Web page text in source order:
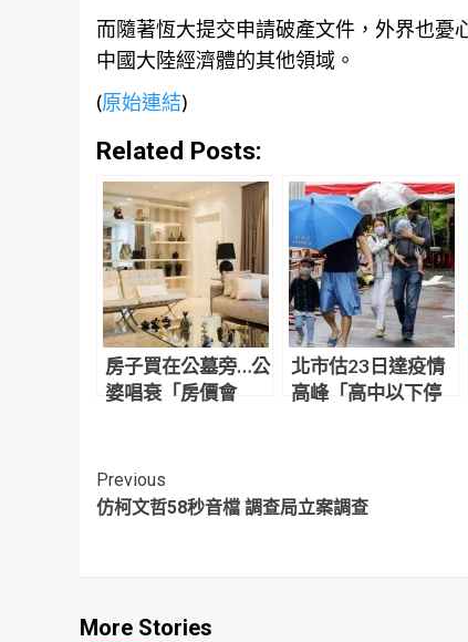
而隨著恆大提交申請破產文件，外界也憂
中國大陸經濟體的其他領域。
(原始連結)
Related Posts:
房子買在公墓旁…公
婆唱衰「房價會
不起
北市估23日達疫情
高峰「高中以下停
Continue
Reading
Previous
仿柯文哲58秒音檔 調查局立案調查
More Stories